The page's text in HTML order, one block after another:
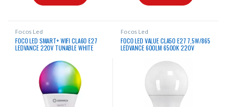
Focos Led
FOCO LED SMART+ WIFI CLA60 E27
LEDVANCE 220V TUNABLE WHITE
Focos Led
FOCO LED VALUE CLA50 E27 7,5W/865
LEDVANCE 600LM 6500K 220V